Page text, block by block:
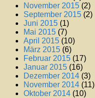
November 2015 (2)
September 2015 (2)
Juni 2015 (1)
Mai 2015 (7)
April 2015 (10)
März 2015 (6)
Februar 2015 (17)
Januar 2015 (16)
Dezember 2014 (3)
November 2014 (11)
Oktober 2014 (10)